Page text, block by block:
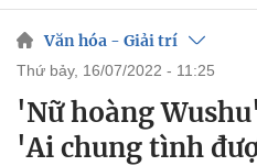
Văn hóa - Giải trí
thứ bảy, 16/07/2022 - 11:25
'Nữ hoàng
'Ai chung tình